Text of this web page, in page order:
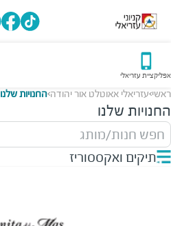
אפליקציית עזריאלי
ראשי>עזריאלי אאוטלט אור יהודה>החנויות שלנו
החנויות שלנו
חפש חנות/מותג
תיקים ואקססוריז